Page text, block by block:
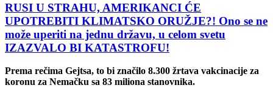
RUSI U STRAHU, AMERIKANCI ĆE
UPOTREBITI KLIMATSKO ORUŽJE?! Ono se ne
može uperiti na jednu državu, u celom svetu
IZAZVALO BI KATASTROFU!
Prema rečima Gejtsa, to bi značilo 8.300 žrtava vakcinacije za
koronu za Nemačku sa 83 miliona stanovnika.